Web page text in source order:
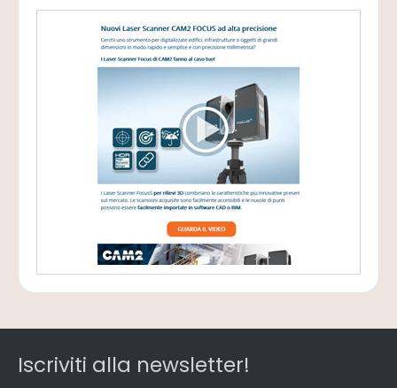
Iscriviti alla newsletter!